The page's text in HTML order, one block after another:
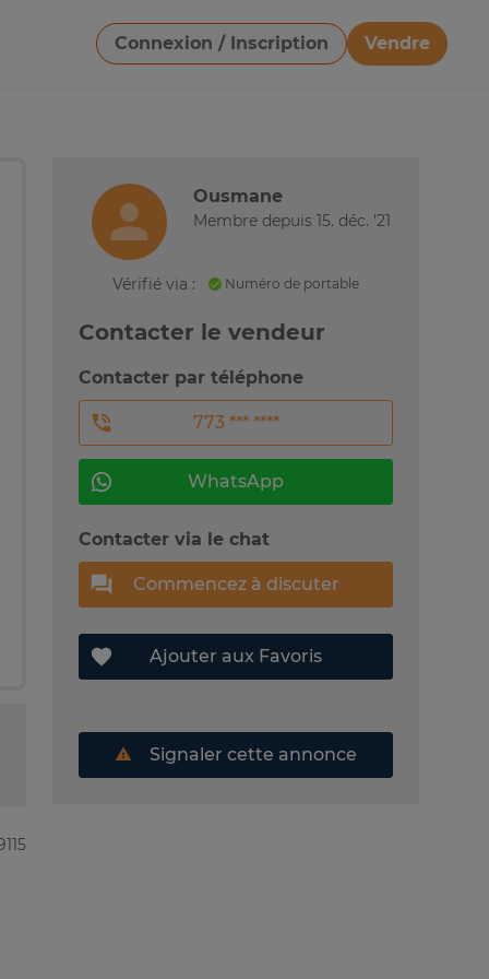
Connexion / Inscription
Vendre
Télécharger une image
Ousmane
Membre depuis 15. déc. '21
Vérifié via : Numéro de portable
Contacter le vendeur
Contacter par téléphone
773 *** ****
WhatsApp
Contacter via le chat
Commencez à discuter
Ajouter aux Favoris
Signaler cette annonce